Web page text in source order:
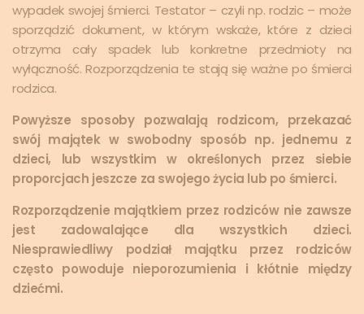
wypadek swojej śmierci. Testator – czyli np. rodzic – może
sporządzić dokument, w którym wskaże, które z dzieci
otrzyma cały spadek lub konkretne przedmioty na
wyłączność. Rozporządzenia te stają się ważne po śmierci
rodzica.
Powyższe sposoby pozwalają rodzicom, przekazać
swój majątek w swobodny sposób np. jednemu z
dzieci, lub wszystkim w określonych przez siebie
proporcjach jeszcze za swojego życia lub po śmierci.
Rozporządzenie majątkiem przez rodziców nie zawsze
jest zadowalające dla wszystkich dzieci.
Niesprawiedliwy podział majątku przez rodziców
często powoduje nieporozumienia i kłótnie między
dziećmi.